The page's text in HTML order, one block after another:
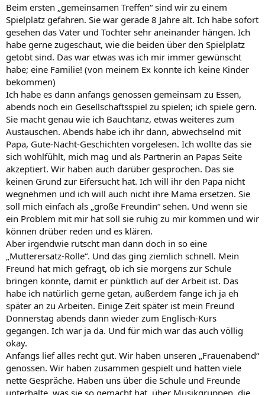
Beim ersten „gemeinsamen Treffen“ sind wir zu einem
Spielplatz gefahren. Sie war gerade 8 Jahre alt. Ich habe sofort
gesehen das Vater und Tochter sehr aneinander hängen. Ich
habe gerne zugeschaut, wie die beiden über den Spielplatz
getobt sind. Das war etwas was ich mir immer gewünscht
habe; eine Familie! (von meinem Ex konnte ich keine Kinder
bekommen)
Ich habe es dann anfangs genossen gemeinsam zu Essen,
abends noch ein Gesellschaftsspiel zu spielen; ich spiele gern.
Sie macht genau wie ich Bauchtanz, etwas weiteres zum
Austauschen. Abends habe ich ihr dann, abwechselnd mit
Papa, Gute-Nacht-Geschichten vorgelesen. Ich wollte das sie
sich wohlfühlt, mich mag und als Partnerin an Papas Seite
akzeptiert. Wir haben auch darüber gesprochen. Das sie
keinen Grund zur Eifersucht hat. Ich will ihr den Papa nicht
wegnehmen und ich will auch nicht ihre Mama ersetzen. Sie
soll mich einfach als „große Freundin“ sehen. Und wenn sie
ein Problem mit mir hat soll sie ruhig zu mir kommen und wir
können drüber reden und es klären.
Aber irgendwie rutscht man dann doch in so eine
„Mutterersatz-Rolle“. Und das ging ziemlich schnell. Mein
Freund hat mich gefragt, ob ich sie morgens zur Schule
bringen könnte, damit er pünktlich auf der Arbeit ist. Das
habe ich natürlich gerne getan, außerdem fange ich ja eh
später an zu Arbeiten. Einige Zeit später ist mein Freund
Donnerstag abends dann wieder zum Englisch-Kurs
gegangen. Ich war ja da. Und für mich war das auch völlig
okay.
Anfangs lief alles recht gut. Wir haben unseren „Frauenabend“
genossen. Wir haben zusammen gespielt und hatten viele
nette Gespräche. Haben uns über die Schule und Freunde
unterhalte, was sie so gemacht hat, über Musikgruppen, die